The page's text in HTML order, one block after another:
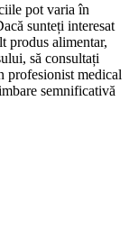
pot varia în
sunteți interesat
produs alimentar,
să consultați
profesionist medical
semnificativă